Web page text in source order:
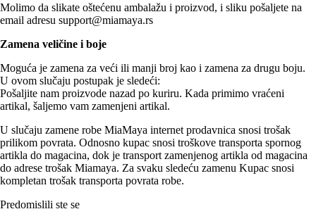
Molimo da slikate oštećenu ambalažu i proizvod, i sliku pošaljete na
email adresu support@miamaya.rs
Zamena veličine i boje
Moguća je zamena za veći ili manji broj kao i zamena za drugu boju.
U ovom slučaju postupak je sledeći:
Pošaljite nam proizvode nazad po kuriru. Kada primimo vraćeni
artikal, šaljemo vam zamenjeni artikal.
U slučaju zamene robe MiaMaya internet prodavnica snosi trošak
prilikom povrata. Odnosno kupac snosi troškove transporta spornog
artikla do magacina, dok je transport zamenjenog artikla od magacina
do adrese trošak Miamaya. Za svaku sledeću zamenu Kupac snosi
kompletan trošak transporta povrata robe.
Predomislili ste se